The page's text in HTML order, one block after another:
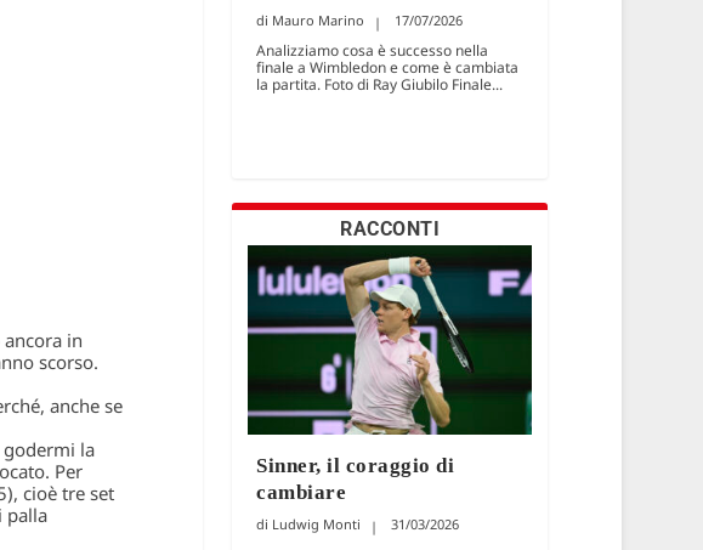
in
scorso.
anche se
godermi la
Per
cioè tre set
palla
Mauro Marino 17/07/2026
Analizziamo cosa è successo nella
finale a Wimbledon e come è cambiata
la partita. Foto di Ray Giubilo Finale...
RACCONTI
Sinner, il coraggio di
cambiare
Ludwig Monti 31/03/2026